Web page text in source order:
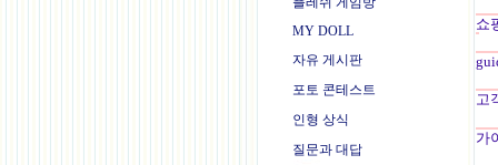
MY DOLL
자유 게시판
포토 콘테스트
인형 상식
질문과 대답
쇼
고
가